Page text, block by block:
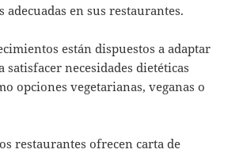
adecuadas en sus restaurantes.
están dispuestos a adaptar
satisfacer necesidades dietéticas
opciones vegetarianas, veganas o
restaurantes ofrecen carta de